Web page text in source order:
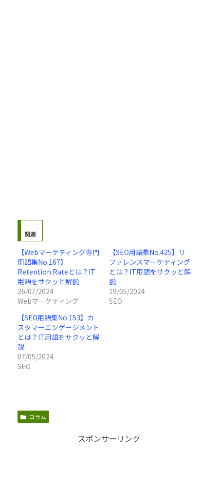
関連
【Webマーケティング専門
用語集No.167】
Retention Rateとは？IT
用語をサクッと解説
26/07/2024
Webマーケティング
【SEO用語集No.425】リ
ファレンスマーケティング
とは？IT用語をサクッと解
説
19/05/2024
SEO
【SEO用語集No.153】カ
スタマーエンゲージメント
とは？IT用語をサクッと解
説
07/05/2024
SEO
コラム
スポンサーリンク